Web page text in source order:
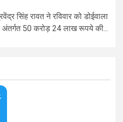
सिंह रावत ने रविवार को डोईवाला
अंतर्गत 50 करोड़ 24 लाख रूपये की...